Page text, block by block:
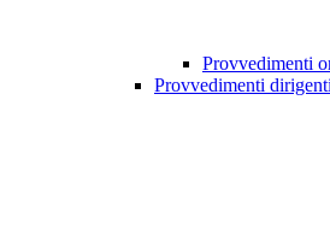
Provvedimenti
Provvedimenti